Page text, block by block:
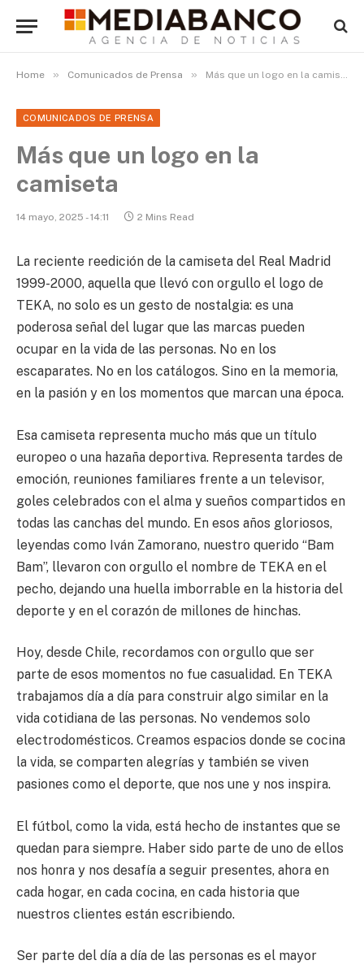
Home » Comunicados de Prensa » Más que un logo en la camiseta
COMUNICADOS DE PRENSA
Más que un logo en la
camiseta
14 mayo, 2025 - 14:11 2 Mins Read
La reciente reedición de la camiseta del Real Madrid
1999-2000, aquella que llevó con orgullo el logo de
TEKA, no solo es un gesto de nostalgia: es una
poderosa señal del lugar que las marcas pueden
ocupar en la vida de las personas. No en los
escaparates. No en los catálogos. Sino en la memoria,
en la pasión y en los momentos que marcan una época.
Esa camiseta representa mucho más que un título
europeo o una hazaña deportiva. Representa tardes de
emoción, reuniones familiares frente a un televisor,
goles celebrados con el alma y sueños compartidos en
todas las canchas del mundo. En esos años gloriosos,
leyendas como Iván Zamorano, nuestro querido “Bam
Bam”, llevaron con orgullo el nombre de TEKA en el
pecho, dejando una huella imborrable en la historia del
deporte y en el corazón de millones de hinchas.
Hoy, desde Chile, recordamos con orgullo que ser
parte de esos momentos no fue casualidad. En TEKA
trabajamos día a día para construir algo similar en la
vida cotidiana de las personas. No vendemos solo
electrodomésticos. Creamos espacios donde se cocina
la vida, se comparten alegrías y también se viven
pasiones como el deporte, que nos une y nos inspira.
El fútbol, como la vida, está hecho de instantes que se
quedan para siempre. Haber sido parte de uno de ellos
nos honra y nos desafía a seguir presentes, ahora en
cada hogar, en cada cocina, en cada historia que
nuestros clientes están escribiendo.
Ser parte del día a día de las personas es el mayor